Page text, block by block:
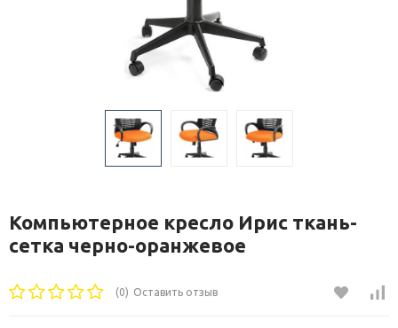
Компьютерное кресло Ирис ткань-
сетка черно-оранжевое
(0) Оставить отзыв